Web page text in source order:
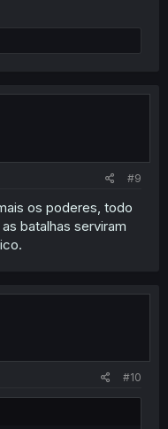
#9
os poderes, todo
batalhas serviram
#10